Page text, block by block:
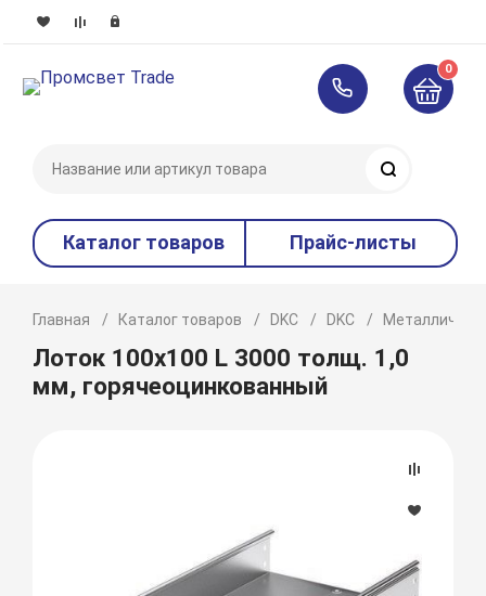
0
Каталог товаров Прайс-листы
Главная Каталог товаров DKC DKC
Лоток 100х100 L 3000 толщ. 1,0
мм, горячеоцинкованный